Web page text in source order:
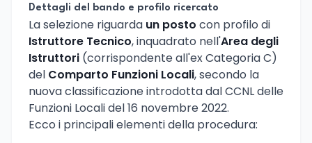
Dettagli del bando e profilo ricercato
La selezione riguarda un posto con profilo di
Istruttore Tecnico, inquadrato nell'Area degli
Istruttori (corrispondente all'ex Categoria C)
del Comparto Funzioni Locali, secondo la
nuova classificazione introdotta dal CCNL delle
Funzioni Locali del 16 novembre 2022.
Ecco i principali elementi della procedura: